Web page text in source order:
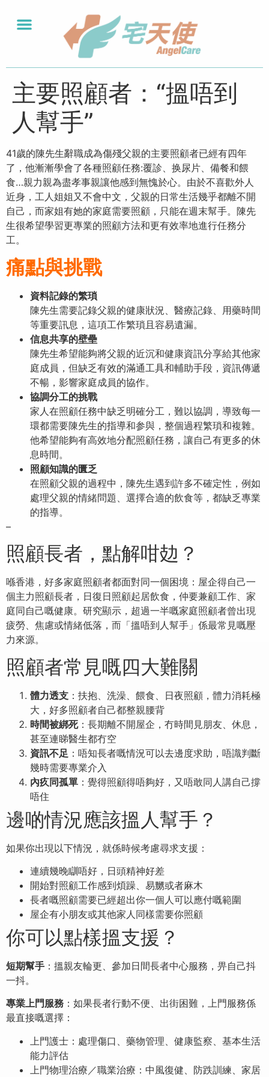
主要照顧者：“搵唔到
人幫手”
41歲的陳先生辭職成為傷殘父親的主要照顧者已經有四年
了，他漸漸學會了各種照顧任務:覆診、换尿片、備餐和餵
食…親力親為盡孝事親讓他感到無愧於心。由於不喜歡外人
近身，工人姐姐又不會中文，父親的日常生活幾乎都離不開
自己，而家姐有她的家庭需要照顧，只能在週末幫手。陳先
生很希望學習更專業的照顧方法和更有效率地進行任務分
工。
痛點與挑戰
資料記錄的繁瑣
陳先生需要記錄父親的健康狀況、醫療記錄、用藥時間
等重要訊息，這項工作繁瑣且容易遺漏。
信息共享的壁壘
陳先生希望能夠將父親的近沉和健康資訊分享給其他家
庭成員，但缺乏有效的滿通工具和輔助手段，資訊傳遞
不暢，影響家庭成員的協作。
協調分工的挑戰
家人在照顧任務中缺乏明確分工，難以協調，導致每一
環都需要陳先生的指導和参與，整個過程繁瑣和複雜。
他希望能夠有高效地分配照顧任務，讓自己有更多的休
息時間。
照顧知識的匱乏
在照顧父親的過程中，陳先生遇到許多不確定性，例如
處理父親的情緒問題、選擇合適的飲食等，都缺乏專業
的指導。
–
照顧長者，點解咁攰？
喺香港，好多家庭照顧者都面對同一個困境：屋企得自己一
個主力照顧長者，日復日照顧起居飲食，仲要兼顧工作、家
庭同自己嘅健康。研究顯示，超過一半嘅家庭照顧者曾出現
疲勞、焦慮或情緒低落，而「搵唔到人幫手」係最常見嘅壓
力來源。
照顧者常見嘅四大難關
體力透支 ：扶抱、洗澡、餵食、日夜照顧，體力消耗極
大，好多照顧者自己都整親腰背
時間被綁死：長期離不開屋企，冇時間見朋友、休息，
甚至連睇醫生都冇空
資訊不足 ：唔知長者嘅情況可以去邊度求助，唔識判斷
幾時需要專業介入
內疚同孤單 ：覺得照顧得唔夠好，又唔敢同人講自己撐
唔住
邊啲情況應該搵人幫手？
如果你出現以下情況，就係時候考慮尋求支援：
連續幾晚瞓唔好，日頭精神好差
開始對照顧工作感到煩躁、易嬲或者麻木
長者嘅照顧需要已經超出你一個人可以應付嘅範圍
屋企有小朋友或其他家人同樣需要你照顧
你可以點樣搵支援？
短期幫手 ：搵親友輪更、參加日間長者中心服務，畀自己抖
一抖。
專業上門服務 ：如果長者行動不便、出街困難，上門服務係
最直接嘅選擇：
上門護士：處理傷口、藥物管理、健康監察、基本生活
能力評估
上門物理治療／職業治療：中風復健、防跌訓練、家居